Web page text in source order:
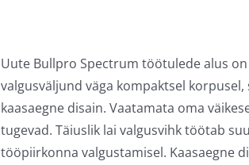
Uute Bullpro Spectrum töötulede alus
valgusväljund väga kompaktsel
kaasaegne disain. Vaatamata oma
tugevad. Täiuslik lai valgusvihk töötab
tööpiirkonna valgustamisel. Kaasaegne